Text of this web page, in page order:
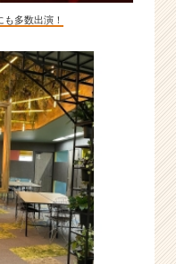
多数出演！